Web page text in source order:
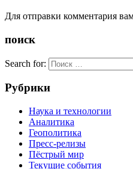
Для отправки комментария
поиск
Search for:
Рубрики
Наука и технологии
Аналитика
Геополитика
Пресс-релизы
Пёстрый мир
Текущие события